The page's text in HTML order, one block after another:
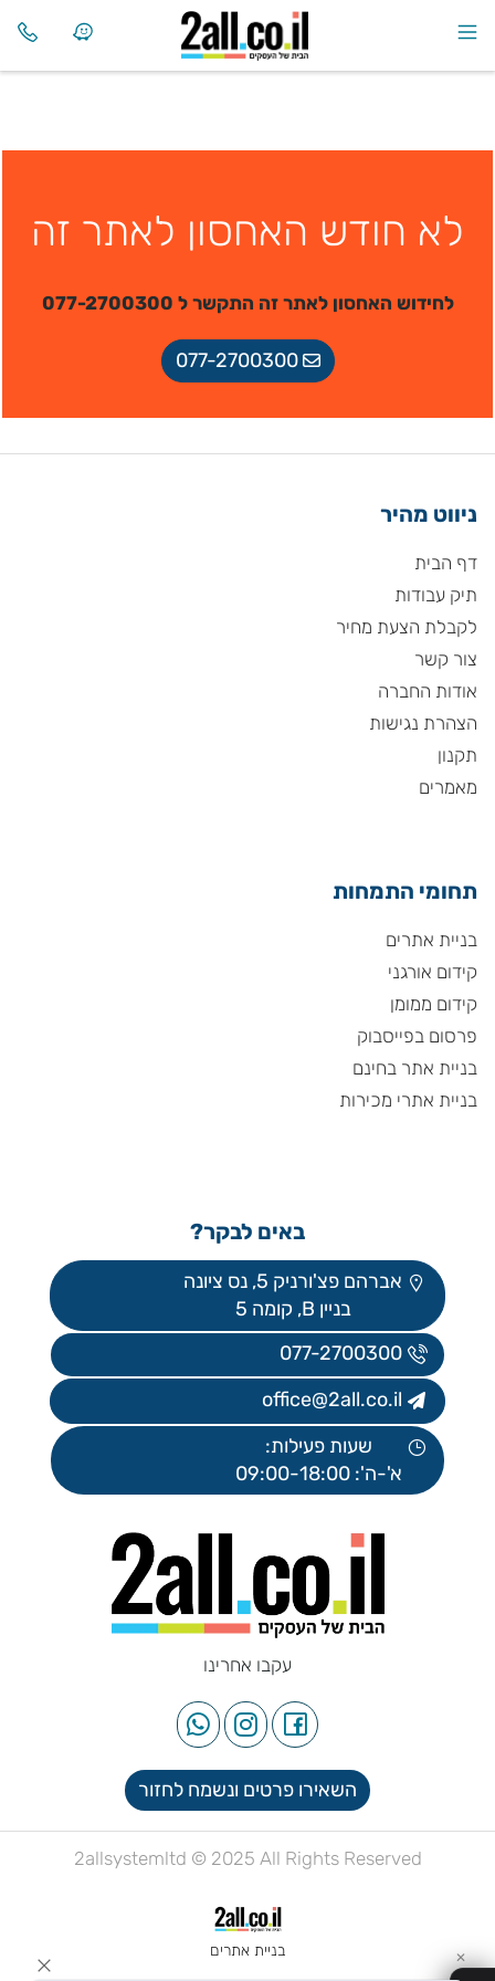
לא חודש האחסון לאתר זה
לחידוש האחסון לאתר זה התקשר ל 077-2700300
077-2700300
ניווט מהיר
דף הבית
תיק עבודות
לקבלת הצעת מחיר
צור קשר
אודות החברה
הצהרת נגישות
תקנון
מאמרים
תחומי התמחות
בניית אתרים
קידום אורגני
קידום ממומן
פרסום בפייסבוק
בניית אתר בחינם
בניית אתרי מכירות
באים לבקר?
אברהם פצ'ורניק 5, נס ציונה
בניין B, קומה 5
077-2700300
office@2all.co.il
שעות פעילות:
א'-ה': 09:00-18:00
עקבו אחרינו
השאירו פרטים ונשמח לחזור
2allsystemltd © 2025 All Rights Reserved
בניית אתרים ✕